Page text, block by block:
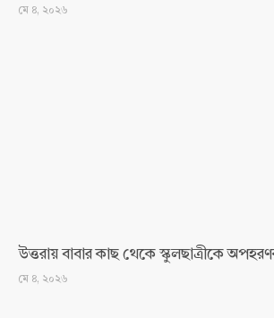
মে ৪, ২০২৬
উত্তরায় বাবার কাছ থেকে স্কুলছাত্রীকে
মে ৪, ২০২৬